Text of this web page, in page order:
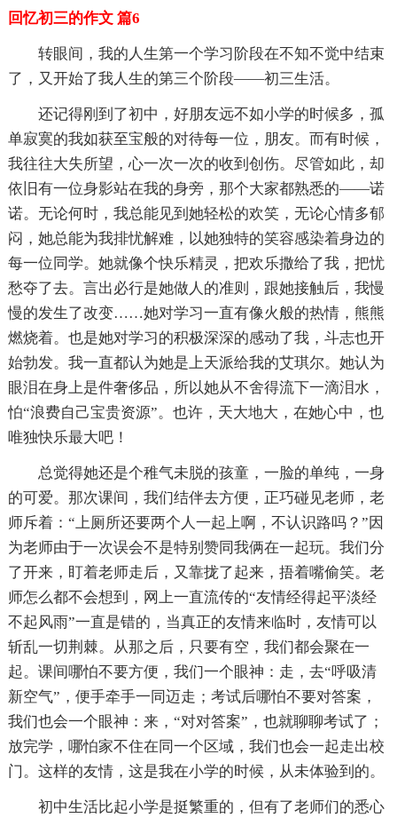
回忆初三的作文 篇6
转眼间，我的人生第一个学习阶段在不知不觉中结束
了，又开始了我人生的第三个阶段——初三生活。
还记得刚到了初中，好朋友远不如小学的时候多，孤
单寂寞的我如获至宝般的对待每一位，朋友。而有时候，
我往往大失所望，心一次一次的收到创伤。尽管如此，却
依旧有一位身影站在我的身旁，那个大家都熟悉的——诺
诺。无论何时，我总能见到她轻松的欢笑，无论心情多郁
闷，她总能为我排忧解难，以她独特的笑容感染着身边的
每一位同学。她就像个快乐精灵，把欢乐撒给了我，把忧
愁夺了去。言出必行是她做人的准则，跟她接触后，我慢
慢的发生了改变……她对学习一直有像火般的热情，熊熊
燃烧着。也是她对学习的积极深深的感动了我，斗志也开
始勃发。我一直都认为她是上天派给我的艾琪尔。她认为
眼泪在身上是件奢侈品，所以她从不舍得流下一滴泪水，
怕“浪费自己宝贵资源”。也许，天大地大，在她心中，也
唯独快乐最大吧！
总觉得她还是个稚气未脱的孩童，一脸的单纯，一身
的可爱。那次课间，我们结伴去方便，正巧碰见老师，老
师斥着：“上厕所还要两个人一起上啊，不认识路吗？”因
为老师由于一次误会不是特别赞同我俩在一起玩。我们分
了开来，盯着老师走后，又靠拢了起来，捂着嘴偷笑。老
师怎么都不会想到，网上一直流传的“友情经得起平淡经
不起风雨”一直是错的，当真正的友情来临时，友情可以
斩乱一切荆棘。从那之后，只要有空，我们都会聚在一
起。课间哪怕不要方便，我们一个眼神：走，去“呼吸清
新空气”，便手牵手一同迈走；考试后哪怕不要对答案，
我们也会一个眼神：来，“对对答案”，也就聊聊考试了；
放完学，哪怕家不住在同一个区域，我们也会一起走出校
门。这样的友情，这是我在小学的时候，从未体验到的。
初中生活比起小学是挺繁重的，但有了老师们的悉心